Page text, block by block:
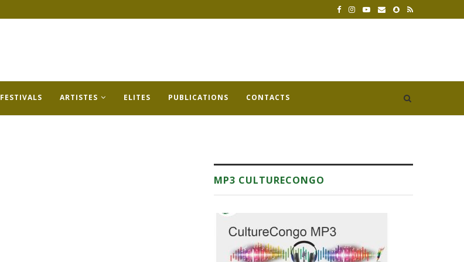
FESTIVALS ARTISTES ELITES PUBLICATIONS CONTACTS
MP3 CULTURECONGO